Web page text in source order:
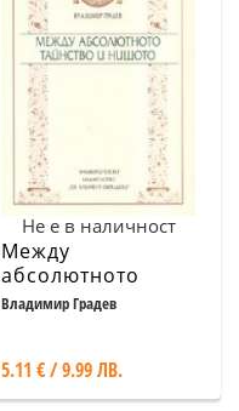
Не е в наличност
Между
абсолютното
тайнство и
Владимир Градев
5.11 € / 9.99 ЛВ.